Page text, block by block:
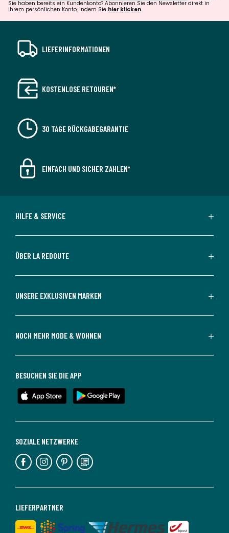
Sie haben bereits ein Kundenkonto? Abonnieren Sie den Newsletter direkt in
Ihrem persönlichen Konto, indem Sie hier klicken
LIEFERINFORMATIONEN
KOSTENLOSE RETOUREN*
30 TAGE RÜCKGABEGARANTIE
EINFACH UND SICHER ZAHLEN*
HILFE & SERVICE
ÜBER LA REDOUTE
UNSERE EXKLUSIVEN MARKEN
NOCH MEHR MODE & WOHNEN
LIEFERPARTNER
SOZIALE NETZWERKE
BESUCHEN SIE DIE APP